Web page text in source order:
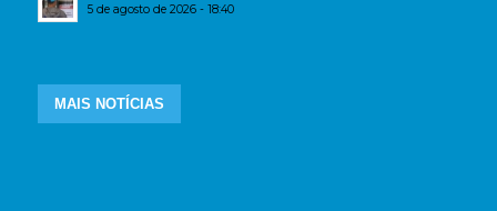
5 de agosto de 2026 - 18:40
MAIS NOTÍCIAS